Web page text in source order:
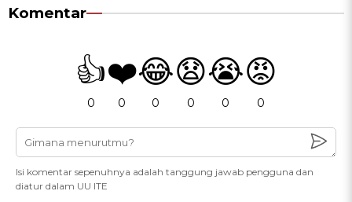
Komentar
👍
0
❤️
0
😂
0
😧
0
😭
0
😡
0
Isi komentar sepenuhnya adalah tanggung jawab pengguna dan
diatur dalam UU ITE